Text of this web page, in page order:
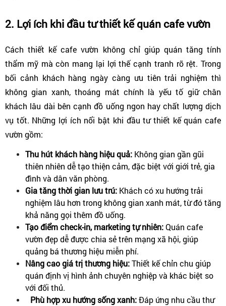
2. Lợi ích khi đầu tư thiết kế quán cafe vườn
Cách thiết kế cafe vườn không chỉ giúp quán tăng tính
thẩm mỹ mà còn mang lại lợi thế cạnh tranh rõ rệt. Trong
bối cảnh khách hàng ngày càng ưu tiên trải nghiệm thì
không gian xanh, thoáng mát chính là yếu tố giữ chân
khách lâu dài bên cạnh đồ uống ngon hay chất lượng dịch
vụ tốt. Những lợi ích nổi bật khi đầu tư thiết kế quán cafe
vườn gồm:
Thu hút khách hàng hiệu quả: Không gian gần gũi
thiên nhiên dễ tạo thiện cảm, đặc biệt với giới trẻ, gia
đình và dân văn phòng.
Gia tăng thời gian lưu trú: Khách có xu hướng trải
nghiệm lâu hơn trong không gian xanh mát, từ đó tăng
khả năng gọi thêm đồ uống.
Tạo điểm check-in, marketing tự nhiên: Quán cafe
vườn đẹp dễ được chia sẻ trên mạng xã hội, giúp
quảng bá thương hiệu miễn phí.
Nâng cao giá trị thương hiệu: Thiết kế chỉn chu giúp
quán định vị hình ảnh chuyên nghiệp và khác biệt so
với đối thủ.
Phù hợp xu hướng sống xanh: Đáp ứng nhu cầu thư